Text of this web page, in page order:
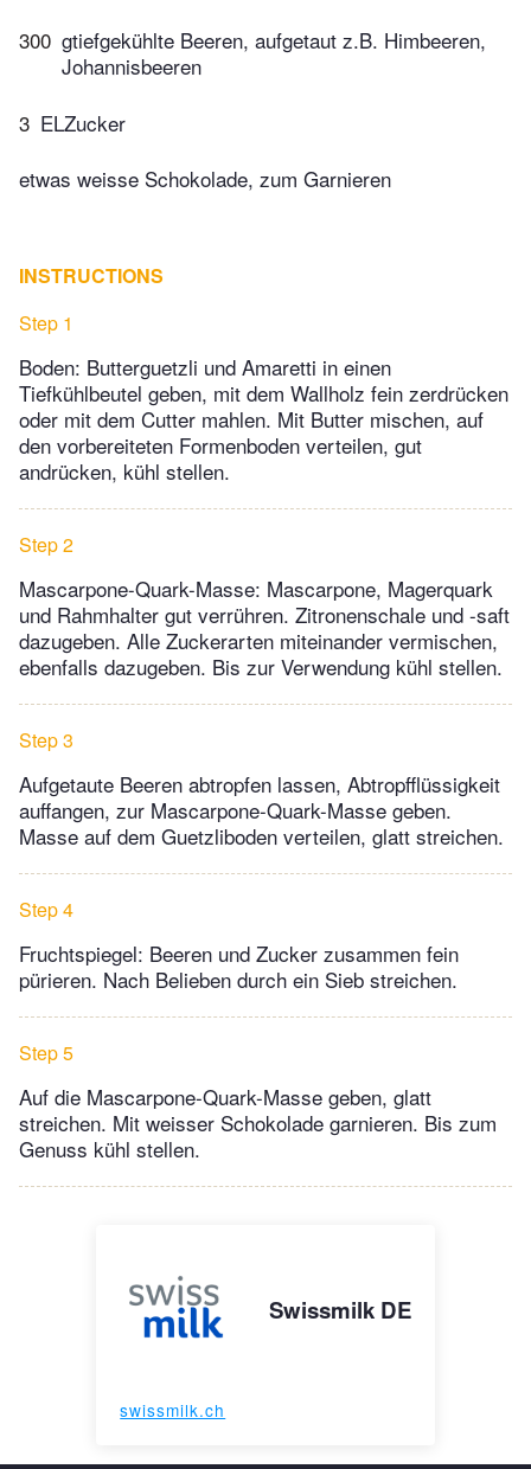
300 gtiefgekühlte Beeren, aufgetaut z.B. Himbeeren,
Johannisbeeren
3 ELZucker
etwas weisse Schokolade, zum Garnieren
INSTRUCTIONS
Step 1
Boden: Butterguetzli und Amaretti in einen
Tiefkühlbeutel geben, mit dem Wallholz fein zerdrücken
oder mit dem Cutter mahlen. Mit Butter mischen, auf
den vorbereiteten Formenboden verteilen, gut
andrücken, kühl stellen.
Step 2
Mascarpone-Quark-Masse: Mascarpone, Magerquark
und Rahmhalter gut verrühren. Zitronenschale und -saft
dazugeben. Alle Zuckerarten miteinander vermischen,
ebenfalls dazugeben. Bis zur Verwendung kühl stellen.
Step 3
Aufgetaute Beeren abtropfen lassen, Abtropfflüssigkeit
auffangen, zur Mascarpone-Quark-Masse geben.
Masse auf dem Guetzliboden verteilen, glatt streichen.
Step 4
Fruchtspiegel: Beeren und Zucker zusammen fein
pürieren. Nach Belieben durch ein Sieb streichen.
Step 5
Auf die Mascarpone-Quark-Masse geben, glatt
streichen. Mit weisser Schokolade garnieren. Bis zum
Genuss kühl stellen.
Swissmilk DE
swissmilk.ch